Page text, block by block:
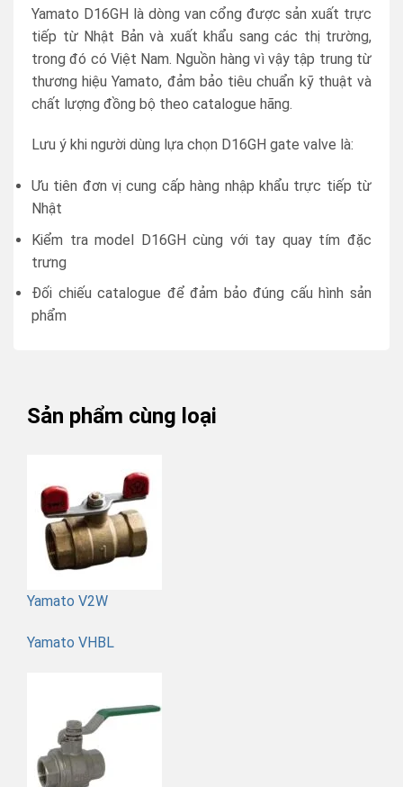
Yamato D16GH là dòng van cổng được sản xuất trực
tiếp từ Nhật Bản và xuất khẩu sang các thị trường,
trong đó có Việt Nam. Nguồn hàng vì vậy tập trung từ
thương hiệu Yamato, đảm bảo tiêu chuẩn kỹ thuật và
chất lượng đồng bộ theo catalogue hãng.
Lưu ý khi người dùng lựa chọn D16GH gate valve là:
Ưu tiên đơn vị cung cấp hàng nhập khẩu trực tiếp từ
Nhật
Kiểm tra model D16GH cùng với tay quay tím đặc
trưng
Đối chiếu catalogue để đảm bảo đúng cấu hình sản
phẩm
Sản phẩm cùng loại
Yamato V2W
Yamato VHBL